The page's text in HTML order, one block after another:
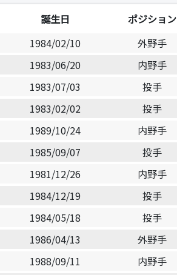
誕生日 ポジション
1984/02/10 外野手
1983/06/20 内野手
1983/07/03 投手
1983/02/02 投手
1989/10/24 内野手
1985/09/07 投手
1981/12/26 内野手
1984/12/19 投手
1984/05/18 投手
1986/04/13 外野手
1988/09/11 内野手